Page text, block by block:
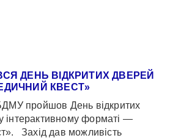
ДЕНЬ ВІДКРИТИХ ДВЕРЕЙ
КВЕСТ»
пройшов День відкритих
інтерактивному форматі —
Захід дав можливість